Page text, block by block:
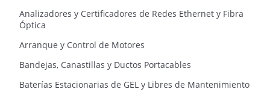
Analizadores y Certificadores de Redes Ethernet y Fibra
Óptica
Arranque y Control de Motores
Bandejas, Canastillas y Ductos Portacables
Baterías Estacionarias de GEL y Libres de Mantenimiento